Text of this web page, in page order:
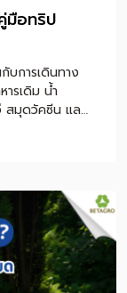
มือทริป
บการเดินทาง
ารเดิม น้ำ
สมุดวัคซีน และ
าโรค หากสุนัข
ใช้ยา ควร
นื้อหา พาหมา
มาะกับการ
าเดินทางไกล